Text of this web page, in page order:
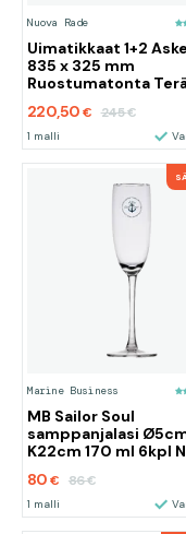
Nuova Rade
Uimatikkaat 1+2
835 x 325 mm
Ruostumatonta
220,50€ 245€
1 malli
Marine Business
MB Sailor Soul
samppanjalasi
K22cm 170 ml 6kpl
80€ 86€
1 malli